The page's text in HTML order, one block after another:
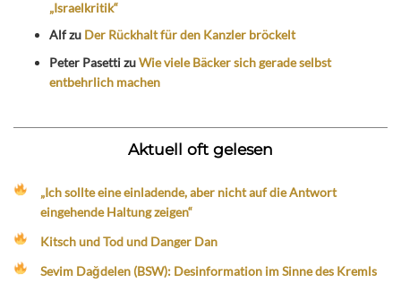
„Israelkritik“
Alfzu Der Rückhalt für den Kanzler bröckelt
Peter PasettizuWie viele Bäcker sich gerade selbst
entbehrlich machen
Aktuell oft gelesen
„Ich sollte eine einladende, aber nicht auf die Antwort
eingehende Haltung zeigen“
Kitsch und Tod und Danger Dan
Sevim Dağdelen (BSW): Desinformation im Sinne des Kremls